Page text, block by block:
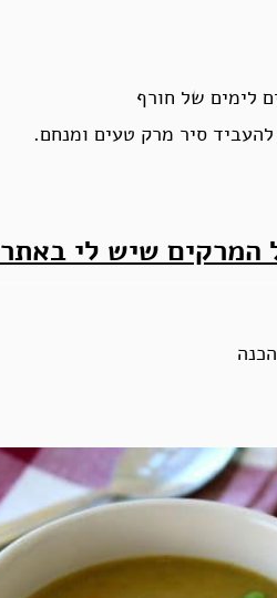
לימים של חורף
להעביד סיר מרק טעים ומנחם.
המרקים שיש לי באתר